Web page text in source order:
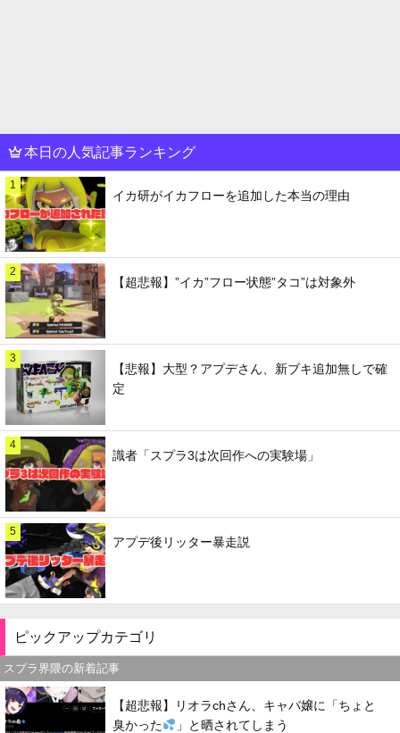
本日の人気記事ランキング
1
イカ研がイカフローを追加した本当の理由
2
【超悲報】”イカ”フロー状態”タコ”は対象外
3
【悲報】大型？アプデさん、新ブキ追加無しで確
定
4
識者「スプラ3は次回作への実験場」
5
アプデ後リッター暴走説
ピックアップカテゴリ
スプラ界隈の新着記事
【超悲報】リオラchさん、キャバ嬢に「ちょと
臭かった
」と晒されてしまう